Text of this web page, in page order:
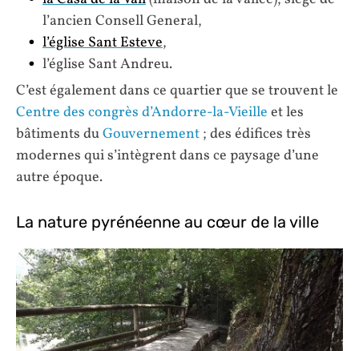
l’ancien Consell General,
l’église Sant Esteve,
l’église Sant Andreu.
C’est également dans ce quartier que se trouvent le
Centre des congrès d’Andorre-la-Vieille et les
bâtiments duGouvernement ; des édifices très
modernes qui s’intègrent dans ce paysage d’une
autre époque.
La nature pyrénéenne au cœur de la ville